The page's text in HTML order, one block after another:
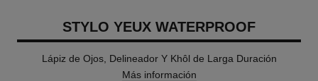
STYLO YEUX WATERPROOF
Lápiz de Ojos, Delineador Y Khôl de Larga Duración
Más información